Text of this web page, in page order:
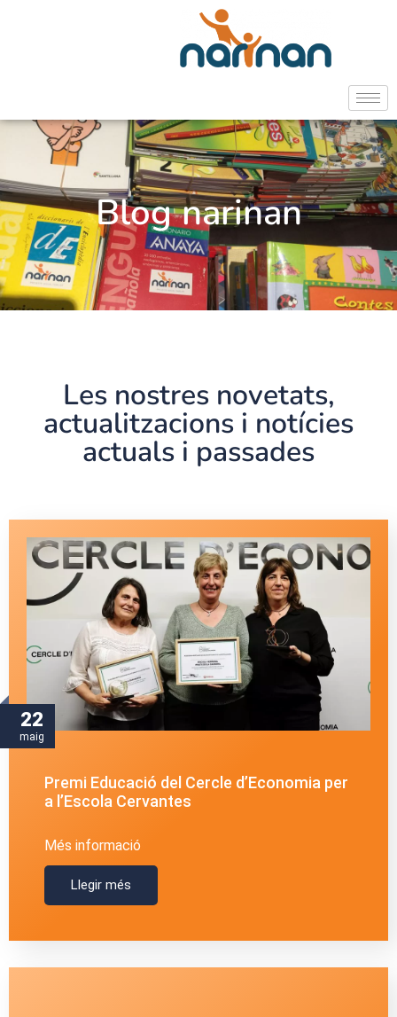
Blog narinan
Les nostres novetats,
actualitzacions i notícies
actuals i passades
22
maig
Premi Educació del Cercle d’Economia per
a l’Escola Cervantes
Més informació
Llegir més